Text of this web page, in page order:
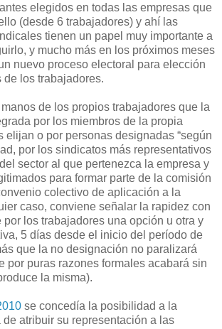
elegidos en todas las empresas que
(desde 6 trabajadores) y ahí las
tienen un papel muy importante a
y mucho más en los próximos meses
nuevo proceso electoral para elección
de los trabajadores.
de los propios trabajadores que la
por los miembros de la propia
elijan o por personas designadas “según
por los sindicatos más representativos
sector al que pertenezca la empresa y
para formar parte de la comisión
colectivo de aplicación a la
caso, conviene señalar la rapidez con
los trabajadores una opción u otra y
5 días desde el inicio del período de
que la no designación no paralizará
por puras razones formales acabará sin
la misma).
se concedía la posibilidad a la
atribuir su representación a las